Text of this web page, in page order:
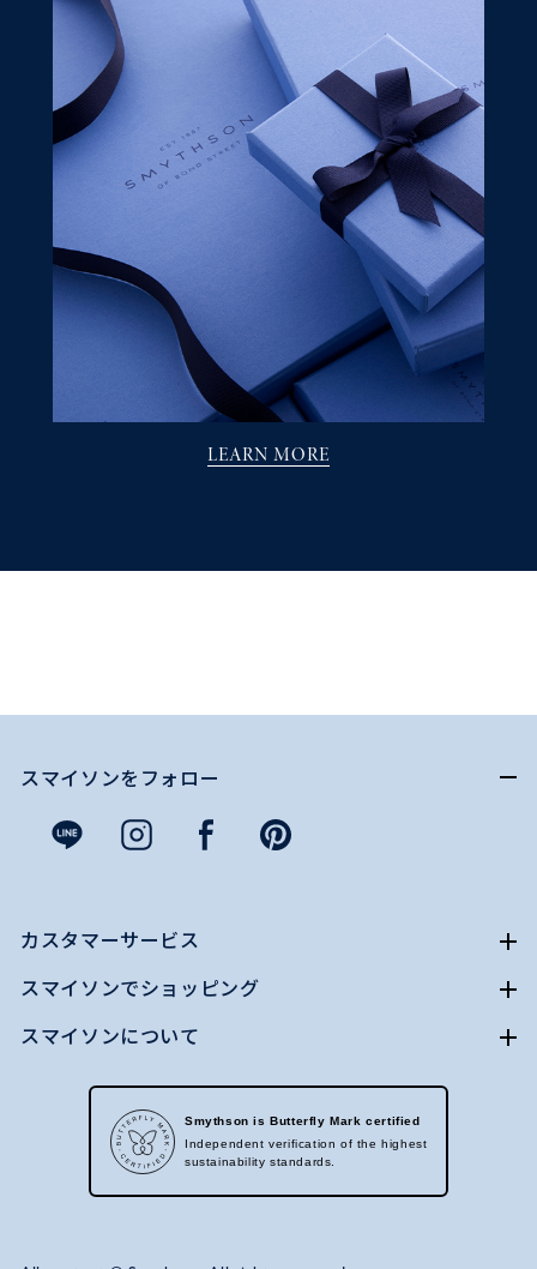
LEARN MORE
スマイソンをフォロー
カスタマーサービス
スマイソンでショッピング
スマイソンについて
Smythson is Butterfly Mark certified
Independent verification of the highest
sustainability standards.